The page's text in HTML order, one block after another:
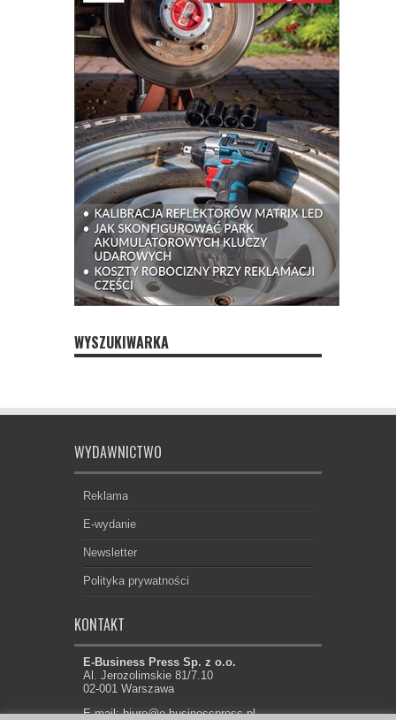
WYSZUKIWARKA
WYDAWNICTWO
Reklama
E-wydanie
Newsletter
Polityka prywatności
KONTAKT
E-Business Press Sp. z o.o.
Al. Jerozolimskie 81/7.10
02-001 Warszawa
E-mail: biuro@e-businesspress.pl